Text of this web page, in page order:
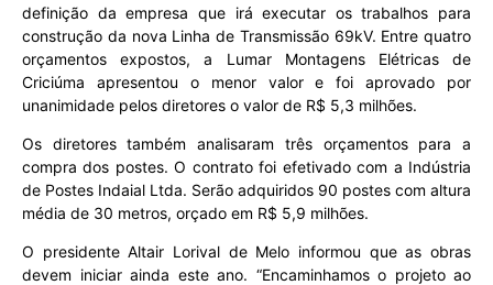
definição da empresa que irá executar os trabalhos para
construção da nova Linha de Transmissão 69kV. Entre quatro
orçamentos expostos, a Lumar Montagens Elétricas de
Criciúma apresentou o menor valor e foi aprovado por
unanimidade pelos diretores o valor de R$ 5,3 milhões.
Os diretores também analisaram três orçamentos para a
compra dos postes. O contrato foi efetivado com a Indústria
de Postes Indaial Ltda. Serão adquiridos 90 postes com altura
média de 30 metros, orçado em R$ 5,9 milhões.
O presidente Altair Lorival de Melo informou que as obras
devem iniciar ainda este ano. “Encaminhamos o projeto ao